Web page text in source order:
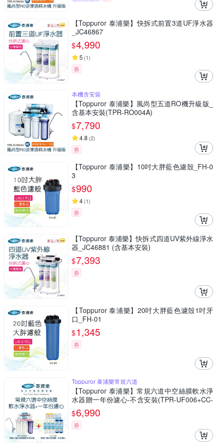
【Toppuror 泰浦樂】快拆式前置3道UF淨水器
_JC46867
$4,990
5 (1)
券
本機含安裝
【Toppuror 泰浦樂】風尚型五道RO機升級版_
含基本安裝(TPR-RO004A)
$7,790
4.8 (2)
券
【Toppuror 泰浦樂】10吋大胖藍色濾殼_FH-0
3
$990
4(1)
券
【Toppuror 泰浦樂】快拆式四道UV紫外線淨水
器_JC46881 (含基本安裝)
$7,393
券
【Toppuror 泰浦樂】20吋大胖藍色濾殼1吋牙
口_FH-01
$1,345
券
Toppuror 泰浦樂常規六道
【Toppuror 泰浦樂】常規六道中空絲膜軟水淨
水器贈一年份濾心-不含安裝(TPR-UF006+CC-
24D)
$6,990
券